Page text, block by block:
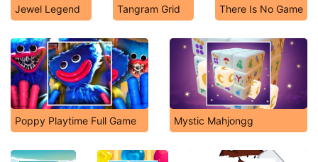
Jewel Legend Tangram Grid There Is No Game
Poppy Playtime Full Game Mystic Mahjongg